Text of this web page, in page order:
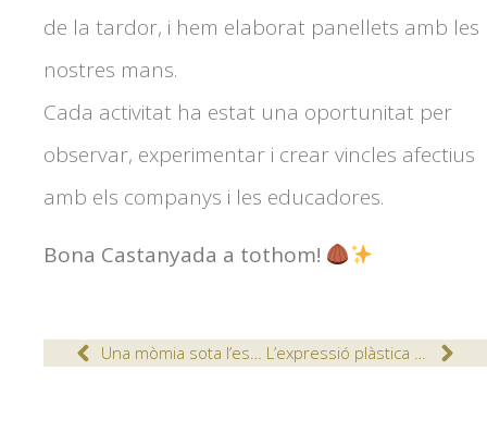
de la tardor, i hem elaborat panellets amb les
nostres mans.
Cada activitat ha estat una oportunitat per
observar, experimentar i crear vincles afectius
amb els companys i les educadores.
Bona Castanyada a tothom!
Una mòmia sota l’escala L’expressió plàstica a Educació Infantil